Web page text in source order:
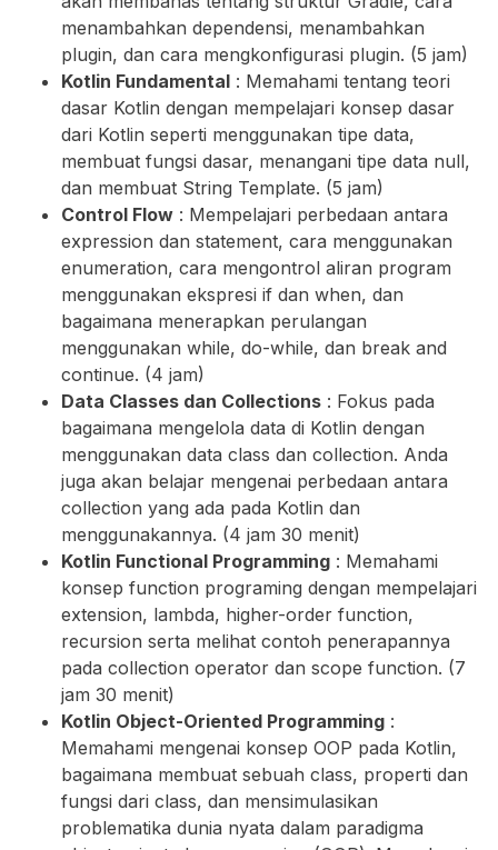
menambahkan dependensi, menambahkan
plugin, dan cara mengkonfigurasi plugin. (5 jam)
Kotlin Fundamental : Memahami tentang teori
dasar Kotlin dengan mempelajari konsep dasar
dari Kotlin seperti menggunakan tipe data,
membuat fungsi dasar, menangani tipe data null,
dan membuat String Template. (5 jam)
Control Flow : Mempelajari perbedaan antara
expression dan statement, cara menggunakan
enumeration, cara mengontrol aliran program
menggunakan ekspresi if dan when, dan
bagaimana menerapkan perulangan
menggunakan while, do-while, dan break and
continue. (4 jam)
Data Classes dan Collections : Fokus pada
bagaimana mengelola data di Kotlin dengan
menggunakan data class dan collection. Anda
juga akan belajar mengenai perbedaan antara
collection yang ada pada Kotlin dan
menggunakannya. (4 jam 30 menit)
Kotlin Functional Programming : Memahami
konsep function programing dengan mempelajari
extension, lambda, higher-order function,
recursion serta melihat contoh penerapannya
pada collection operator dan scope function. (7
jam 30 menit)
Kotlin Object-Oriented Programming :
Memahami mengenai konsep OOP pada Kotlin,
bagaimana membuat sebuah class, properti dan
fungsi dari class, dan mensimulasikan
problematika dunia nyata dalam paradigma